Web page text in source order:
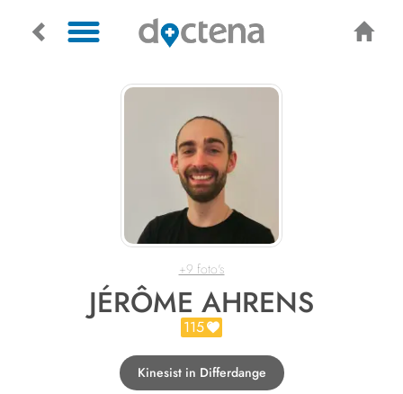
+9 foto's
JÉRÔME AHRENS
115
Kinesist in Differdange